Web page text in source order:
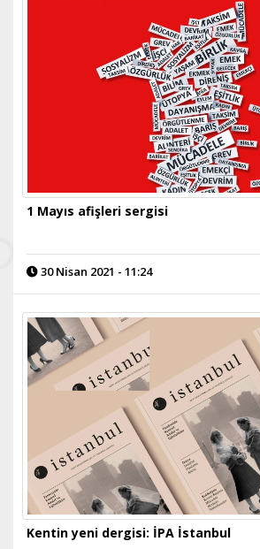
1 Mayıs afişleri sergisi
30 Nisan 2021 - 11:24
Kentin yeni dergisi: İPA İstanbul